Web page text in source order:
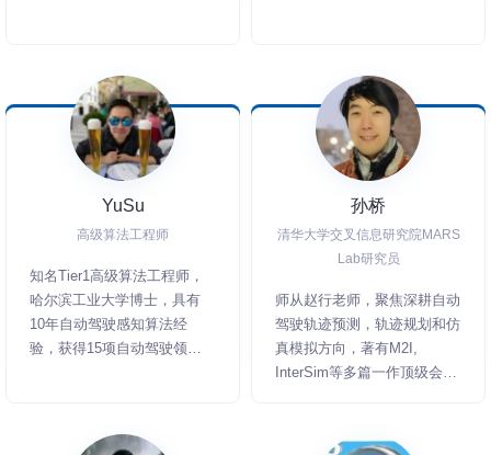
8项。深入SLAM算法与工程
化落地，解决了动态场景变化
的挑战，完成从20公斤到5吨
的SLAM机器人产品线布局。
YuSu
高级算法工程师
知名Tier1高级算法工程师，
哈尔滨工业大学博士，具有
10年自动驾驶感知算法经
验，获得15项自动驾驶领域
孙桥
清华大学交叉信息研究院MARS
Lab研究员
师从赵行老师，聚焦深耕自动
驾驶轨迹预测，轨迹规划和仿
真模拟方向，著有M2I,
InterSim等多篇一作顶级会议
得冠军。